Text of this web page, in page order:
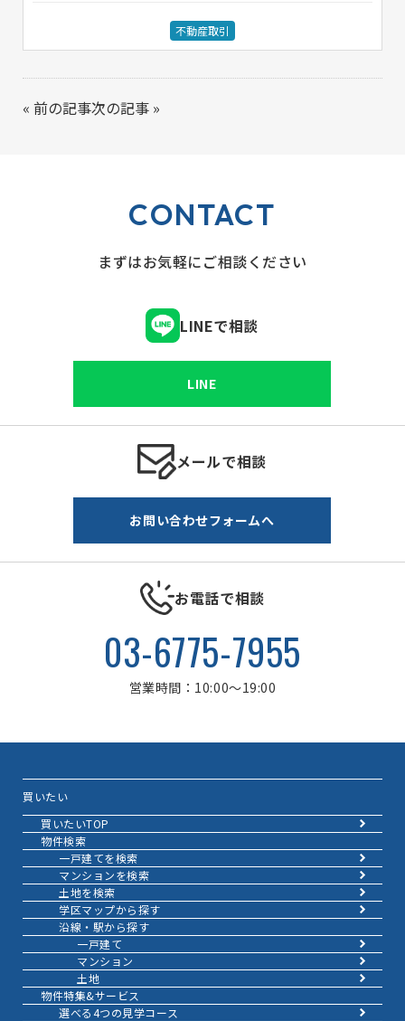
不動産取引
« 前の記事次の記事 »
CONTACT
まずはお気軽にご相談ください
LINEで相談
LINE
メールで相談
お問い合わせフォームへ
お電話で相談
03-6775-7955
営業時間：10:00～19:00
買いたい
買いたいTOP
物件検索
一戸建てを検索
マンションを検索
土地を検索
学区マップから探す
沿線・駅から探す
一戸建て
マンション
土地
物件特集&サービス
選べる4つの見学コース